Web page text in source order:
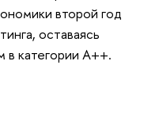
второй год
оставаясь
в категории A++.